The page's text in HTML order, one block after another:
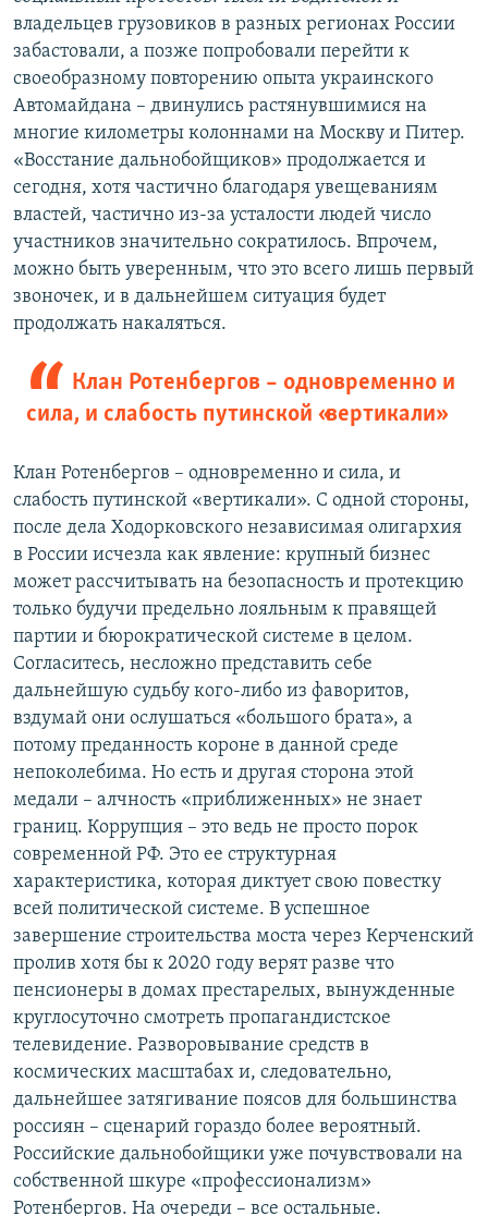
владельцев грузовиков в разных регионах России
забастовали, а позже попробовали перейти к
своеобразному повторению опыта украинского
Автомайдана – двинулись растянувшимися на
многие километры колоннами на Москву и Питер.
«Восстание дальнобойщиков» продолжается и
сегодня, хотя частично благодаря увещеваниям
властей, частично из-за усталости людей число
участников значительно сократилось. Впрочем,
можно быть уверенным, что это всего лишь первый
звоночек, и в дальнейшем ситуация будет
продолжать накаляться.
Клан Ротенбергов – одновременно и
сила, и слабость путинской «вертикали»
Клан Ротенбергов – одновременно и сила, и
слабость путинской «вертикали». С одной стороны,
после дела Ходорковского независимая олигархия
в России исчезла как явление: крупный бизнес
может рассчитывать на безопасность и протекцию
только будучи предельно лояльным к правящей
партии и бюрократической системе в целом.
Согласитесь, несложно представить себе
дальнейшую судьбу кого-либо из фаворитов,
вздумай они ослушаться «большого брата», а
потому преданность короне в данной среде
непоколебима. Но есть и другая сторона этой
медали – алчность «приближенных» не знает
границ. Коррупция – это ведь не просто порок
современной РФ. Это ее структурная
характеристика, которая диктует свою повестку
всей политической системе. В успешное
завершение строительства моста через Керченский
пролив хотя бы к 2020 году верят разве что
пенсионеры в домах престарелых, вынужденные
круглосуточно смотреть пропагандистское
телевидение. Разворовывание средств в
космических масштабах и, следовательно,
дальнейшее затягивание поясов для большинства
россиян – сценарий гораздо более вероятный.
Российские дальнобойщики уже почувствовали на
собственной шкуре «профессионализм»
Ротенбергов. На очереди – все остальные.